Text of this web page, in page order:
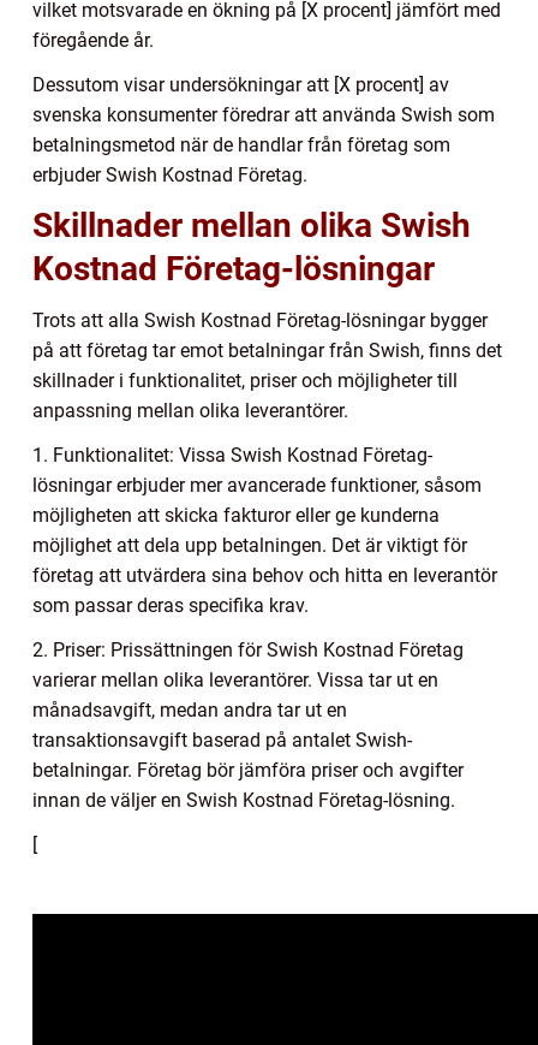
vilket motsvarade en ökning på [X procent] jämfört med
föregående år.
Dessutom visar undersökningar att [X procent] av
svenska konsumenter föredrar att använda Swish som
betalningsmetod när de handlar från företag som
erbjuder Swish Kostnad Företag.
Skillnader mellan olika Swish
Kostnad Företag-lösningar
Trots att alla Swish Kostnad Företag-lösningar bygger
på att företag tar emot betalningar från Swish, finns det
skillnader i funktionalitet, priser och möjligheter till
anpassning mellan olika leverantörer.
1. Funktionalitet: Vissa Swish Kostnad Företag-
lösningar erbjuder mer avancerade funktioner, såsom
möjligheten att skicka fakturor eller ge kunderna
möjlighet att dela upp betalningen. Det är viktigt för
företag att utvärdera sina behov och hitta en leverantör
som passar deras specifika krav.
2. Priser: Prissättningen för Swish Kostnad Företag
varierar mellan olika leverantörer. Vissa tar ut en
månadsavgift, medan andra tar ut en
transaktionsavgift baserad på antalet Swish-
betalningar. Företag bör jämföra priser och avgifter
innan de väljer en Swish Kostnad Företag-lösning.
[